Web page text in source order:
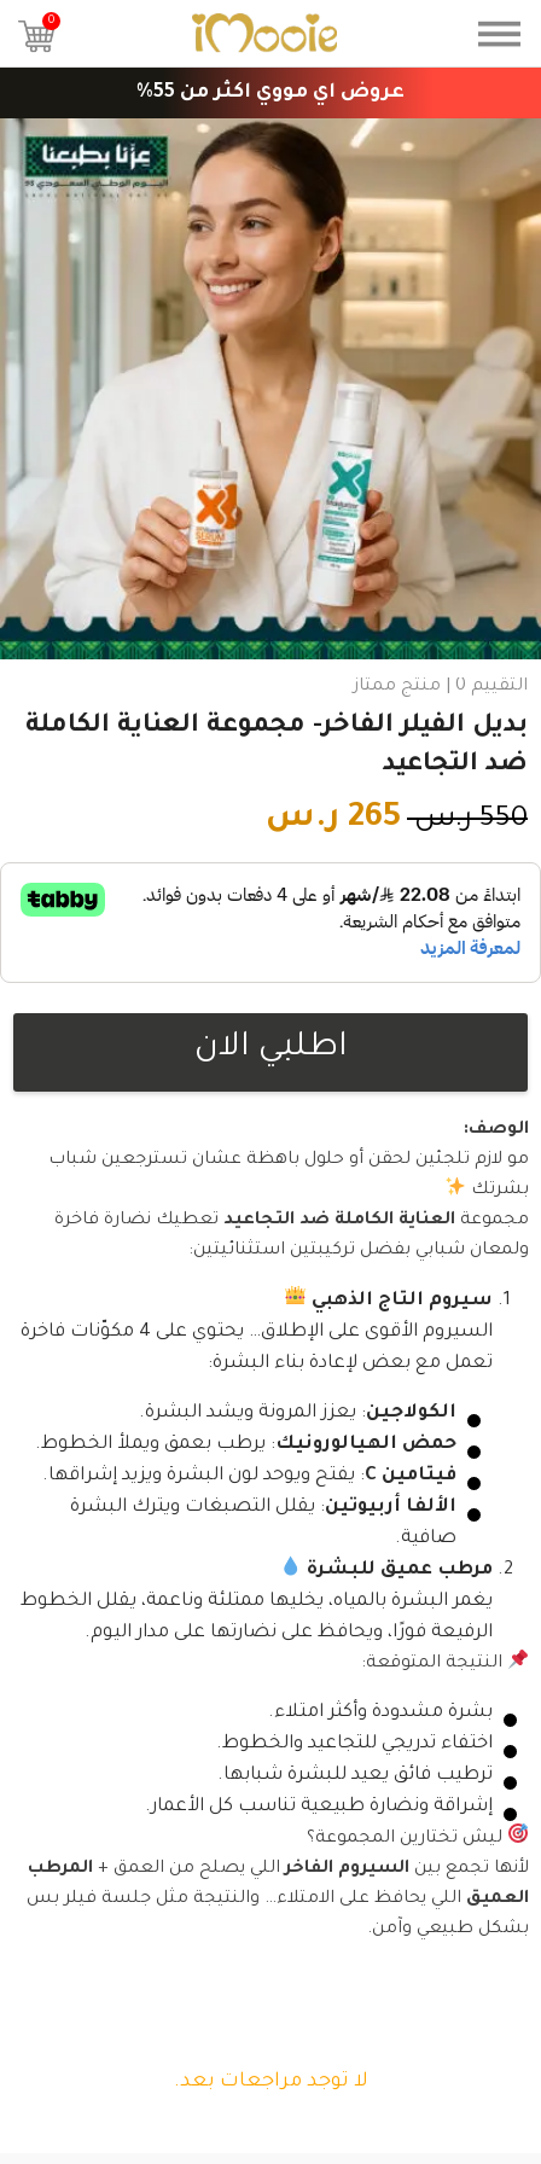
عروض اي مووي اكثر من 55%
0
التقييم 0 | منتج ممتاز
بديل الفيلر الفاخر- مجموعة العناية الكاملة
ضد التجاعيد
550 ر.س 265 ر.س
اطلبي الان
الوصف:
مو لازم تلجئين لحقن أو حلول باهظة عشان تسترجعين شباب
بشرتك
مجموعة العناية الكاملة ضد التجاعيد تعطيك نضارة فاخرة
ولمعان شبابي بفضل تركيبتين استثنائيتين:
سيروم التاج الذهبي
السيروم الأقوى على الإطلاق… يحتوي على 4 مكوّنات فاخرة
تعمل مع بعض لإعادة بناء البشرة:
الكولاجين: يعزز المرونة ويشد البشرة.
حمض الهيالورونيك: يرطب بعمق ويملأ الخطوط.
فيتامين C
: يفتح ويوحد لون البشرة ويزيد إشراقها.
الألفا أربيوتين: يقلل التصبغات ويترك البشرة
صافية.
مرطب عميق للبشرة
يغمر البشرة بالمياه، يخليها ممتلئة وناعمة، يقلل الخطوط
الرفيعة فورًا، ويحافظ على نضارتها على مدار اليوم.
النتيجة المتوقعة:
بشرة مشدودة وأكثر امتلاء.
اختفاء تدريجي للتجاعيد والخطوط.
ترطيب فائق يعيد للبشرة شبابها.
إشراقة ونضارة طبيعية تناسب كل الأعمار.
ليش تختارين المجموعة؟
لأنها تجمع بين السيروم الفاخراللي يصلح من العمق + المرطب
العميق اللي يحافظ على الامتلاء… والنتيجة مثل جلسة فيلر بس
بشكل طبيعي وآمن.
لا توجد مراجعات بعد.